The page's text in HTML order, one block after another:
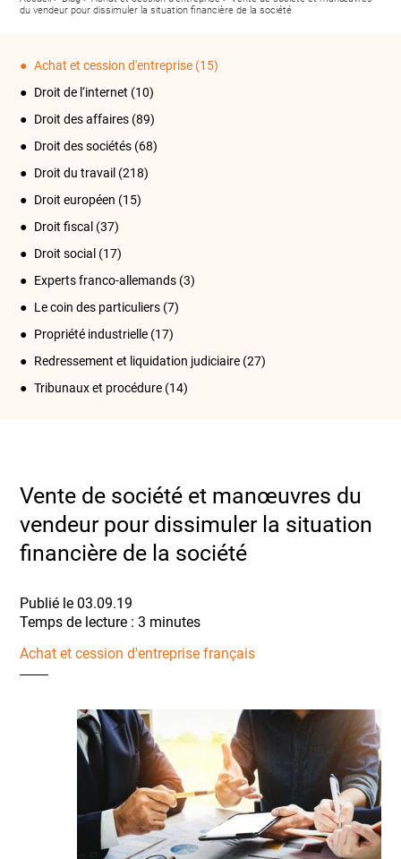
du vendeur pour dissimuler la situation financière de la société
Achat et cession d'entreprise (15)
Droit de l‘internet (10)
Droit des affaires (89)
Droit des sociétés (68)
Droit du travail (218)
Droit européen (15)
Droit fiscal (37)
Droit social (17)
Experts franco-allemands (3)
Le coin des particuliers (7)
Propriété industrielle (17)
Redressement et liquidation judiciaire (27)
Tribunaux et procédure (14)
Vente de société et manœuvres du
vendeur pour dissimuler la situation
financière de la société
Publié le 03.09.19
Achat et cession d'entreprise français